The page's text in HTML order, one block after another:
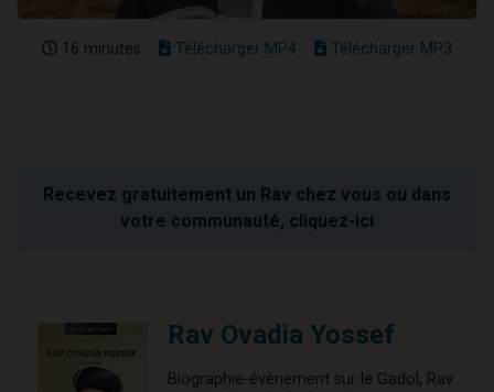
16 minutes Télécharger MP4 Télécharger MP3
Recevez gratuitement un Rav chez vous ou dans
votre communauté, cliquez-ici
Rav Ovadia Yossef
Biographie-évènement sur le Gadol, Rav